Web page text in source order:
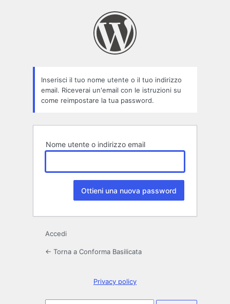
Inserisci il tuo nome utente o il tuo indirizzo
email. Riceverai un'email con le istruzioni su
come reimpostare la tua password.
Nome utente o indirizzo email
Accedi
← Torna a Conforma Basilicata
Privacy policy